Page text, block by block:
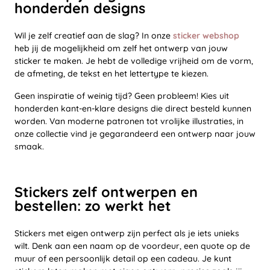
honderden designs
Wil je zelf creatief aan de slag? In onze sticker webshop
heb jij de mogelijkheid om zelf het ontwerp van jouw
sticker te maken. Je hebt de volledige vrijheid om de vorm,
de afmeting, de tekst en het lettertype te kiezen.
Geen inspiratie of weinig tijd? Geen probleem! Kies uit
honderden kant-en-klare designs die direct besteld kunnen
worden. Van moderne patronen tot vrolijke illustraties, in
onze collectie vind je gegarandeerd een ontwerp naar jouw
smaak.
Stickers zelf ontwerpen en
bestellen: zo werkt het
Stickers met eigen ontwerp zijn perfect als je iets unieks
wilt. Denk aan een naam op de voordeur, een quote op de
muur of een persoonlijk detail op een cadeau. Je kunt